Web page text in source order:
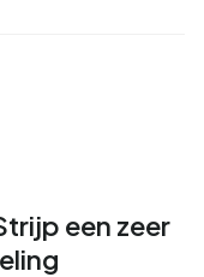
een zeer